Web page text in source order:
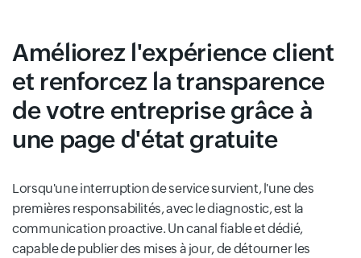
Améliorez l'expérience client
et renforcez la transparence
de votre entreprise grâce à
une page d'état gratuite
Lorsqu'une interruption de service survient, l'une des
premières responsabilités, avec le diagnostic, est la
communication proactive. Un canal fiable et dédié,
capable de publier des mises à jour, de détourner les